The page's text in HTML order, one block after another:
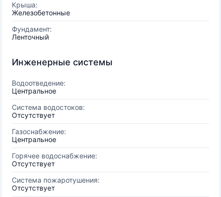
Крыша:
Железобетонные
Фундамент:
Ленточный
Инженерные системы
Водоотведение:
Центральное
Система водостоков:
Отсутствует
Газоснабжение:
Центральное
Горячее водоснабжение:
Отсутствует
Система пожаротушения:
Отсутствует